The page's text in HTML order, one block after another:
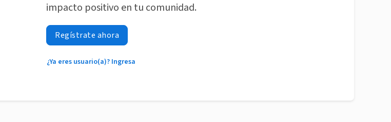
impacto positivo en tu comunidad.
Regístrate ahora
¿Ya eres usuario(a)? Ingresa